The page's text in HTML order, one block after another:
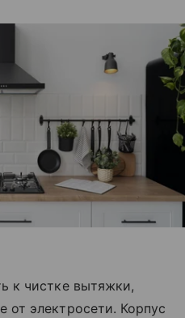
к чистке вытяжки,
от электросети. Корпус